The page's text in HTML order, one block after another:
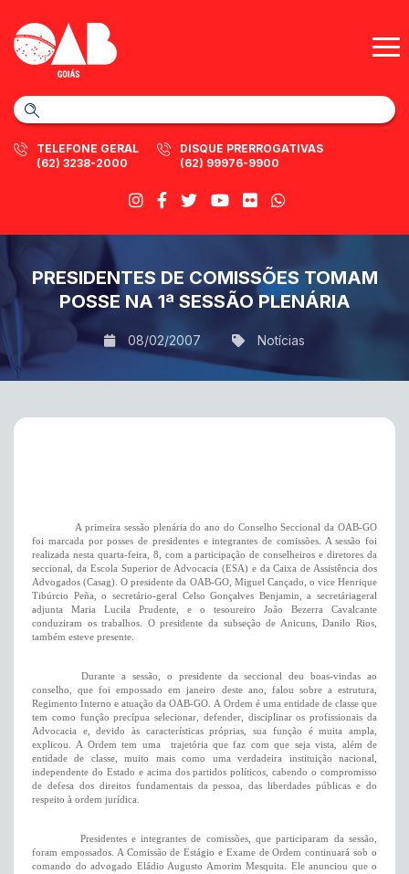
TELEFONE GERAL
(62) 3238-2000
DISQUE PRERROGATIVAS
(62) 99976-9900
PRESIDENTES DE COMISSÕES TOMAM
POSSE NA 1ª SESSÃO PLENÁRIA
08/02/2007 Notícias
A primeira sessão plenária do ano do Conselho Seccional da OAB-GO
foi marcada por posses de presidentes e integrantes de comissões. A sessão foi
realizada nesta quarta-feira, 8, com a participação de conselheiros e diretores da
seccional, da Escola Superior de Advocacia (ESA) e da Caixa de Assistência dos
Advogados (Casag). O presidente da OAB-GO, Miguel Cançado, o vice Henrique
Tibúrcio Peña, o secretário-geral Celso Gonçalves Benjamin, a secretáriageral
adjunta Maria Lucila Prudente, e o tesoureiro João Bezerra Cavalcante
conduziram os trabalhos. O presidente da subseção de Anicuns, Danilo Rios,
também esteve presente.
Durante a sessão, o presidente da seccional deu boas-vindas ao
conselho, que foi empossado em janeiro deste ano, falou sobre a estrutura,
Regimento Interno e atuação da OAB-GO. A Ordem é uma entidade de classe que
tem como função precípua selecionar, defender, disciplinar os profissionais da
Advocacia e, devido às características próprias, sua função é muita ampla,
explicou. A Ordem tem uma trajetória que faz com que seja vista, além de
entidade de classe, muito mais como uma verdadeira instituição nacional,
independente do Estado e acima dos partidos políticos, cabendo o compromisso
de defesa dos direitos fundamentais da pessoa, das liberdades públicas e do
respeito à ordem jurídica.
Presidentes e integrantes de comissões, que participaram da sessão,
foram empossados. A Comissão de Estágio e Exame de Ordem continuará sob o
comando do advogado Eládio Augusto Amorim Mesquita. Ele anunciou que o